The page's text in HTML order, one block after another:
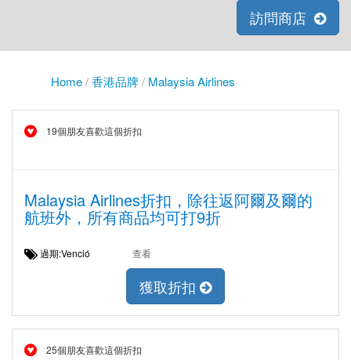
訪問商店
Home/香港品牌/ Malaysia Airlines
19個朋友喜歡這個折扣
Malaysia Airlines折扣，除往返阿爾及爾的
航班外，所有商品均可打9折
過期:Venció 查看
獲取折扣
25個朋友喜歡這個折扣